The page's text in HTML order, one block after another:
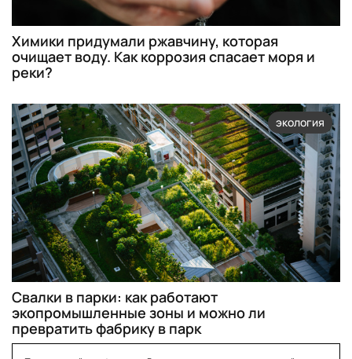
Химики придумали ржавчину, которая
очищает воду. Как коррозия спасает моря и
реки?
экология
Свалки в парки: как работают
экопромышленные зоны и можно ли
превратить фабрику в парк